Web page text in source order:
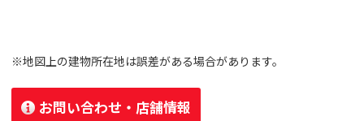
※地図上の建物所在地は誤差がある場合があります。
お問い合わせ・店舗情報